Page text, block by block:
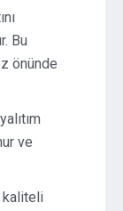
Bu
önünde
ve
kaliteli